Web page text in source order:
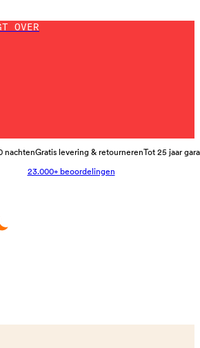
OVER
nachtenGratis levering & retournerenTot 25 jaar
23.000+ beoordelingen